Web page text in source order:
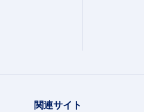
関連サイト